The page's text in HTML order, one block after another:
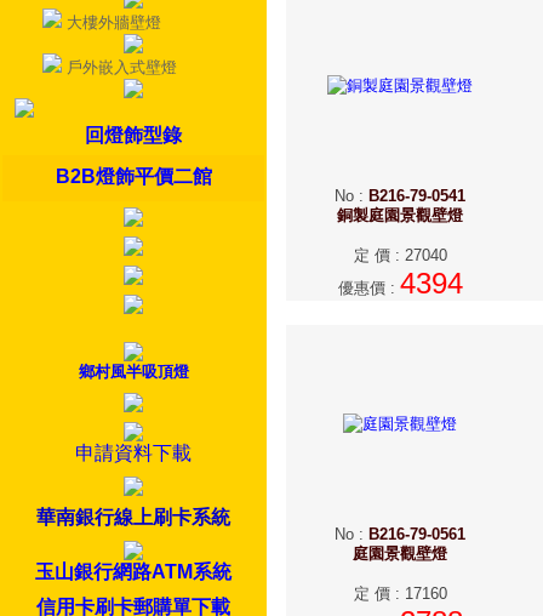
大樓外牆壁燈
戶外嵌入式壁燈
回燈飾型錄
B2B燈飾平價二館
鄉村風半吸頂燈
申請資料下載
華南銀行線上刷卡系統
玉山銀行網路ATM系統
信用卡刷卡郵購單下載
No : B216-79-0541
銅製庭園景觀壁燈
定 價: 27040
優惠價: 4394
No : B216-79-0561
庭園景觀壁燈
定 價: 17160